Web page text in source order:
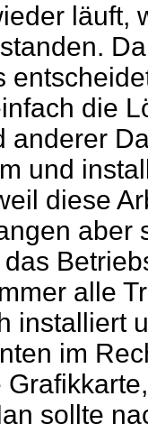
läuft,
die
anderer
und
diese
aber
alle
installiert
im
sollte